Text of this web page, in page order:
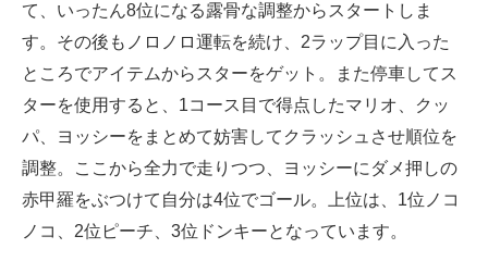
て、いったん8位になる露骨な調整からスタートしま
す。その後もノロノロ運転を続け、2ラップ目に入った
ところでアイテムからスターをゲット。また停車してス
ターを使用すると、1コース目で得点したマリオ、クッ
パ、ヨッシーをまとめて妨害してクラッシュさせ順位を
調整。ここから全力で走りつつ、ヨッシーにダメ押しの
赤甲羅をぶつけて自分は4位でゴール。上位は、1位ノコ
ノコ、2位ピーチ、3位ドンキーとなっています。